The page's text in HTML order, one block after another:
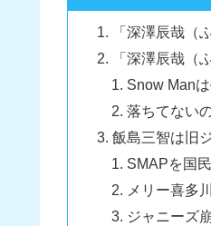
「深澤辰哉（
「深澤辰哉（
Snow Man
落ちてない
飯島三智は旧
SMAPを国
メリー喜多
ジャニーズ